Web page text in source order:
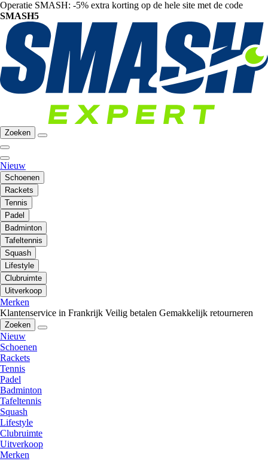
Operatie SMASH: -5% extra korting op de hele site met de code
SMASH5
Zoeken
Nieuw
Schoenen
Rackets
Tennis
Padel
Badminton
Tafeltennis
Squash
Lifestyle
Clubruimte
Uitverkoop
Merken
Klantenservice in Frankrijk Veilig betalen Gemakkelijk retourneren
Zoeken
Nieuw
Schoenen
Rackets
Tennis
Padel
Badminton
Tafeltennis
Squash
Lifestyle
Clubruimte
Uitverkoop
Merken